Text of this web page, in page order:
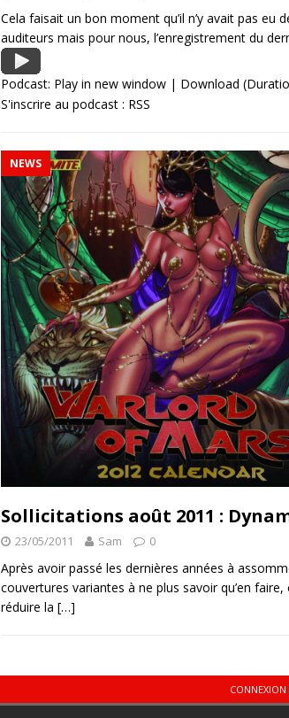
Cela faisait un bon moment qu’il n’y avait pas
auditeurs mais pour nous, l’enregistrement du
Podcast: Play in new window | Download
S'inscrire au podcast : RSS
NEWS
Sollicitations août 2011 :
23/05/2011 Sam 0
Après avoir passé les dernières années à
couvertures variantes à ne plus savoir qu’en
réduire la […]